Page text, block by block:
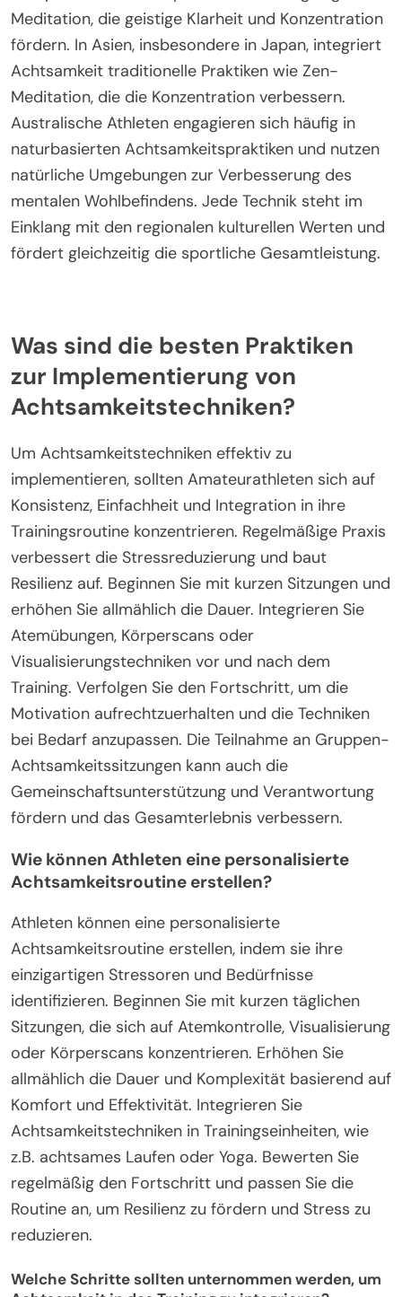
Achtsamkeitstechniken, die bei Athleten beliebt
sind, variieren je nach Region, konzentrieren sich
jedoch auf Stressreduzierung und Resilienz. In
Nordamerika sind Visualisierung und Atemübungen
verbreitet, die Athleten helfen, Angst zu bewältigen.
Europäische Athleten praktizieren häufig Yoga und
Meditation, die geistige Klarheit und Konzentration
fördern. In Asien, insbesondere in Japan, integriert
Achtsamkeit traditionelle Praktiken wie Zen-
natürliche Umgebungen zur Verbesserung des
mentalen Wohlbefindens. Jede Technik steht im
Einklang mit den regionalen kulturellen Werten und
Was sind die besten Praktiken
zur Implementierung von
Achtsamkeitstechniken?
Um Achtsamkeitstechniken effektiv zu
Konsistenz, Einfachheit und Integration in ihre
Trainingsroutine konzentrieren. Regelmäßige Praxis
verbessert die Stressreduzierung und baut
Resilienz auf. Beginnen Sie mit kurzen Sitzungen und
erhöhen Sie allmählich die Dauer. Integrieren Sie
Atemübungen, Körperscans oder
Visualisierungstechniken vor und nach dem
Training. Verfolgen Sie den Fortschritt, um die
Motivation aufrechtzuerhalten und die Techniken
bei Bedarf anzupassen. Die Teilnahme an Gruppen-
Achtsamkeitssitzungen kann auch die
Gemeinschaftsunterstützung und Verantwortung
fördern und das Gesamterlebnis verbessern.
Wie können Athleten eine personalisierte
Achtsamkeitsroutine erstellen?
Athleten können eine personalisierte